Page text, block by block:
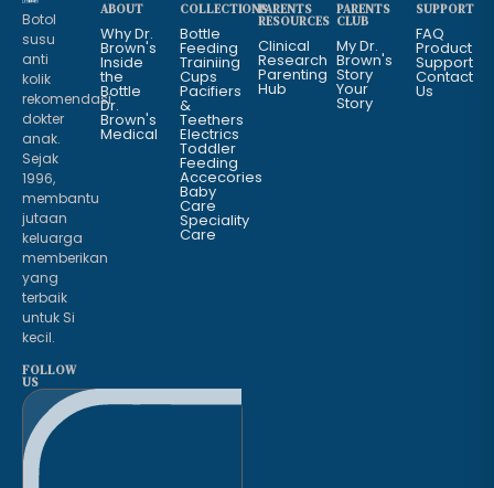
Botol
susu
anti
kolik
rekomendasi
dokter
anak.
Sejak
1996,
membantu
jutaan
keluarga
memberikan
yang
terbaik
untuk Si
kecil.
FOLLOW
US
ABOUT
Why Dr.
Brown's
Inside
the
Bottle
Dr.
Brown's
Medical
COLLECTIONS
Bottle
Feeding
Trainiing
Cups
Pacifiers
&
Teethers
Electrics
Toddler
Feeding
Accecories
Baby
Care
Speciality
Care
PARENTS
RESOURCES
Clinical
Research
Parenting
Hub
PARENTS
CLUB
My Dr.
Brown's
Story
Your
Story
SUPPORT
FAQ
Product
Support
Contact
Us